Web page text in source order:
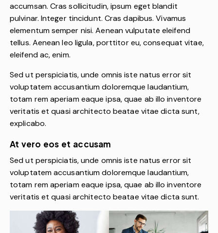
accumsan. Cras sollicitudin, ipsum eget blandit
pulvinar. Integer tincidunt. Cras dapibus. Vivamus
elementum semper nisi. Aenean vulputate eleifend
tellus. Aenean leo ligula, porttitor eu, consequat vitae,
eleifend ac, enim.
Sed ut perspiciatis, unde omnis iste natus error sit
voluptatem accusantium doloremque laudantium,
totam rem aperiam eaque ipsa, quae ab illo inventore
veritatis et quasi architecto beatae vitae dicta sunt,
explicabo.
At vero eos et accusam
Sed ut perspiciatis, unde omnis iste natus error sit
voluptatem accusantium doloremque laudantium,
totam rem aperiam eaque ipsa, quae ab illo inventore
veritatis et quasi architecto beatae vitae dicta sunt.